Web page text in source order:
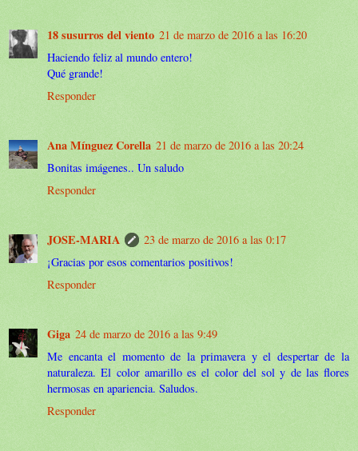
18 susurros del viento 21 de marzo de 2016 a las 16:20
Haciendo feliz al mundo entero!
Qué grande!
Responder
Ana Mínguez Corella 21 de marzo de 2016 a las 20:24
Bonitas imágenes.. Un saludo
Responder
JOSE-MARIA
23 de marzo de 2016 a las 0:17
¡Gracias por esos comentarios positivos!
Responder
Giga 24 de marzo de 2016 a las 9:49
Me encanta el momento de la primavera y el despertar de la
naturaleza. El color amarillo es el color del sol y de las flores
hermosas en apariencia. Saludos.
Responder